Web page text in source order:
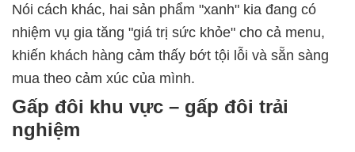
Nói cách khác, hai sản phẩm "xanh" kia đang có
nhiệm vụ gia tăng "giá trị sức khỏe" cho cả menu,
khiến khách hàng cảm thấy bớt tội lỗi và sẵn sàng
mua theo cảm xúc của mình.
Gấp đôi khu vực – gấp đôi trải
nghiệm